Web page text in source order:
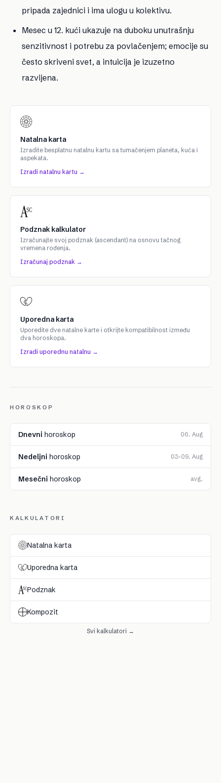
pripada zajednici i ima ulogu u kolektivu.
Mesec u 12. kući ukazuje na duboku unutrašnju
senzitivnost i potrebu za povlačenjem; emocije su
često skriveni svet, a intuicija je izuzetno
razvijena.
Natalna karta
Izradite besplatnu natalnu kartu sa tumačenjem planeta, kuća i
aspekata.
Izradi natalnu kartu →
Podznak kalkulator
Izračunajte svoj podznak (ascendant) na osnovu tačnog
vremena rođenja.
Izračunaj podznak →
Uporedna karta
Uporedite dve natalne karte i otkrijte kompatibilnost između
dva horoskopa.
Izradi uporednu natalnu →
HOROSKOP
Dnevni horoskop 06. Aug
Nedeljni horoskop 03–09. Aug
Mesečni horoskop avg.
KALKULATORI
Natalna karta
Uporedna karta
Podznak
Kompozit
Svi kalkulatori →